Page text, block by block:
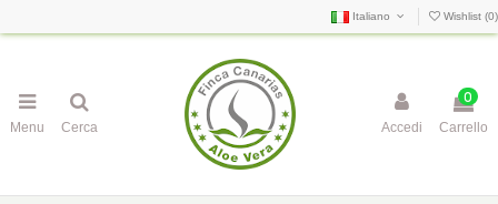
Italiano Wishlist (0)
Menu Cerca Accedi
0
Carrello